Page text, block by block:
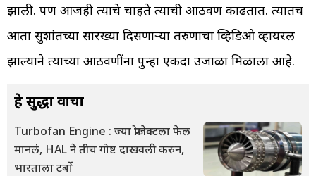
झाली. पण आजही त्याचे चाहते त्याची आठवण काढतात. त्यातच
आता सुशांतच्या सारख्या दिसणाऱ्या तरुणाचा व्हिडिओ व्हायरल
झाल्याने त्याच्या आठवणींना पुन्हा एकदा उजाळा मिळाला आहे.
हे सुद्धा वाचा
Turbofan Engine : ज्या प्रोजेक्टला फेल
मानलं, HAL ने तीच गोष्ट दाखवली करुन,
भारताला टर्बो